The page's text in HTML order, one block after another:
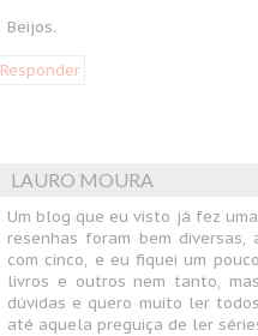
Beijos.
Responder
LAURO MOURA
Um blog que eu visto já fez
resenhas foram bem
com cinco, e eu fiquei um
livros e outros nem tanto,
dúvidas e quero muito ler
até aquela preguiça de ler